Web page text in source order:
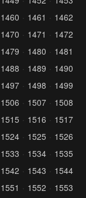
1460 1461
1462
1470 1471
1472
1479 1480
1481
1488 1489
1490
1497 1498
1499
1506 1507
1508
1515 1516
1517
1524 1525
1526
1533 1534
1535
1542 1543
1544
1551 1552
1553